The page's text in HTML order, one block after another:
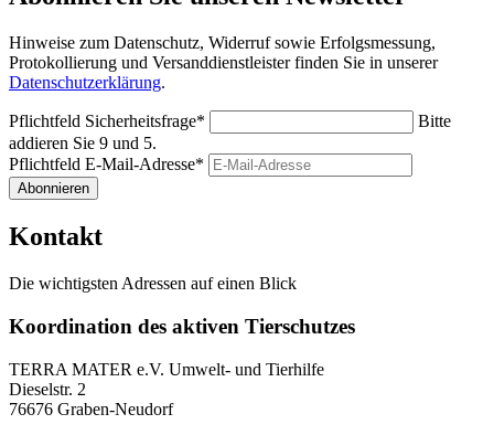
Hinweise zum Datenschutz, Widerruf sowie Erfolgsmessung,
Protokollierung und Versanddienstleister finden Sie in unserer
Datenschutzerklärung.
Pflichtfeld Sicherheitsfrage*
Bitte
addieren Sie 9 und 5.
Pflichtfeld E-Mail-Adresse*
Abonnieren
Kontakt
Die wichtigsten Adressen auf einen Blick
Koordination des aktiven Tierschutzes
TERRA MATER e.V. Umwelt- und Tierhilfe
Dieselstr. 2
76676 Graben-Neudorf